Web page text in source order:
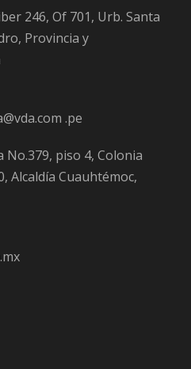
246, Of 701, Urb. Santa
Provincia y
.pe
No.379, piso 4, Colonia
Alcaldía Cuauhtémoc,